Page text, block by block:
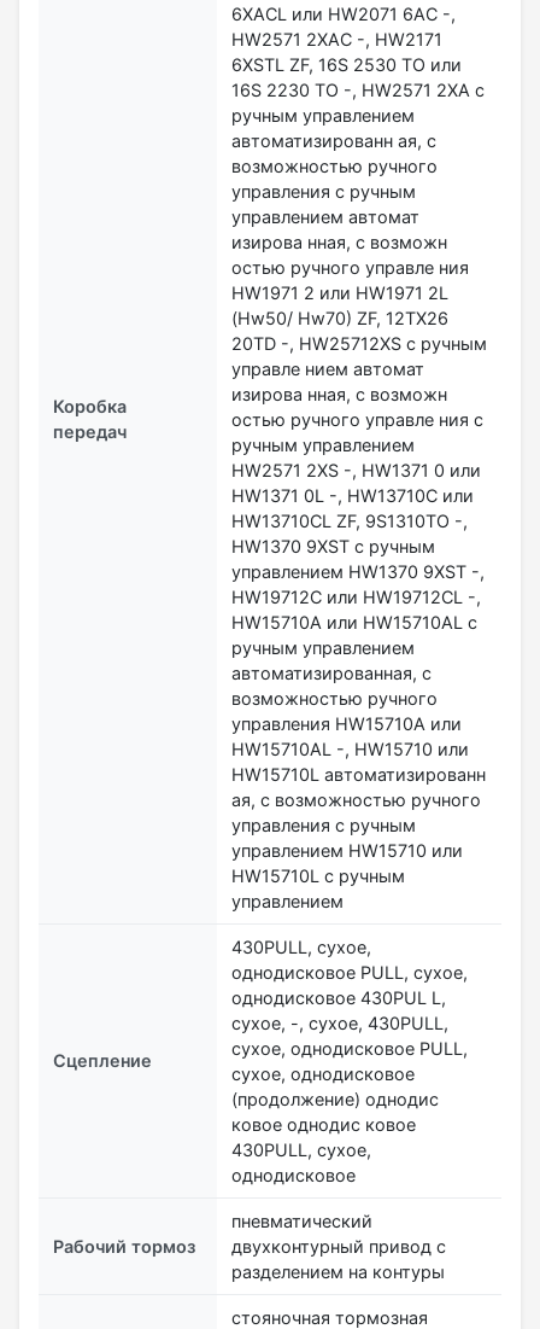
Коробка
передач
6XACL или HW2071 6AC -,
HW2571 2XAC -, HW2171
6XSTL ZF, 16S 2530 TO или
16S 2230 TO -, HW2571 2XA с
ручным управлением
автоматизированн ая, с
возможностью ручного
управления с ручным
управлением автомат
изирова нная, с возможн
остью ручного управле ния
HW1971 2 или HW1971 2L
(Hw50/ Hw70) ZF, 12TX26
20TD -, HW25712XS с ручным
управле нием автомат
изирова нная, с возможн
остью ручного управле ния с
ручным управлением
HW2571 2XS -, HW1371 0 или
HW1371 0L -, HW13710C или
HW13710CL ZF, 9S1310TO -,
HW1370 9XST с ручным
управлением HW1370 9XST -,
HW19712С или HW19712СL -,
HW15710A или HW15710AL с
ручным управлением
автоматизированная, с
возможностью ручного
управления HW15710A или
HW15710AL -, HW15710 или
HW15710L автоматизированн
ая, с возможностью ручного
управления с ручным
управлением HW15710 или
HW15710L с ручным
управлением
Сцепление
430PULL, сухое,
однодисковое PULL, сухое,
однодисковое 430PUL L,
сухое, -, сухое, 430PULL,
сухое, однодисковое PULL,
сухое, однодисковое
(продолжение) однодис
ковое однодис ковое
430PULL, сухое,
однодисковое
Рабочий тормоз
пневматический
двухконтурный привод с
разделением на контуры
стояночная тормозная